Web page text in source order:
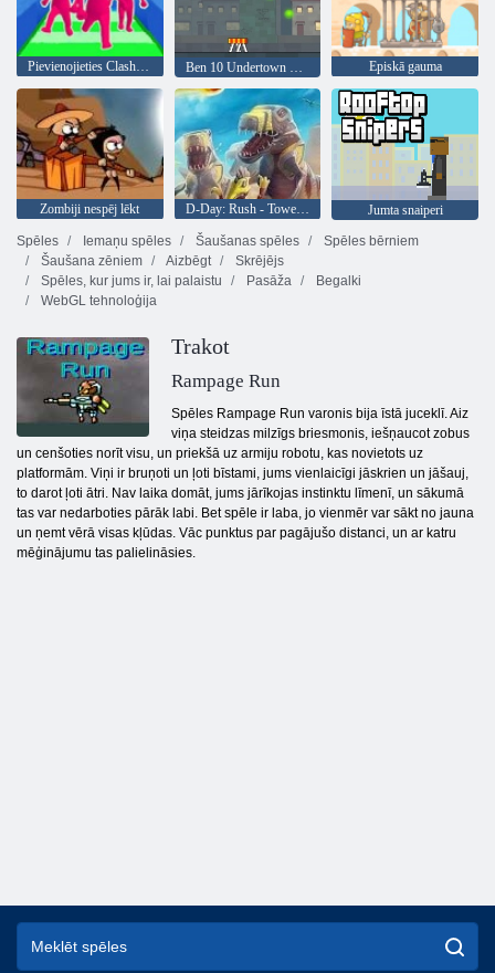
Pievienojieties Clash 3d Ben 10 Undertown Runner Episkā gauma
Zombiji nespēj lēkt D-Day: Rush - Tower Defense
Jumta snaiperi
Spēles
Iemaņu spēles Šaušanas spēles
Spēles bērniem
Šaušana zēniem
Aizbēgt
Skrējējs
Spēles, kur jums ir, lai palaistu
Pasāža
Begalki
WebGL tehnoloģija
Trakot
Rampage Run
Spēles Rampage Run varonis bija īstā juceklī. Aiz
viņa steidzas milzīgs briesmonis, iešņaucot zobus
un cenšoties norīt visu, un priekšā uz armiju robotu, kas novietots uz
platformām. Viņi ir bruņoti un ļoti bīstami, jums vienlaicīgi jāskrien un jāšauj,
to darot ļoti ātri. Nav laika domāt, jums jārīkojas instinktu līmenī, un sākumā
tas var nedarboties pārāk labi. Bet spēle ir laba, jo vienmēr var sākt no jauna
un ņemt vērā visas kļūdas. Vāc punktus par pagājušo distanci, un ar katru
mēģinājumu tas palielināsies.